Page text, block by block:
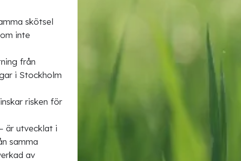
skötsel
inte
från
i Stockholm
risken för
– är utvecklat i
samma
av